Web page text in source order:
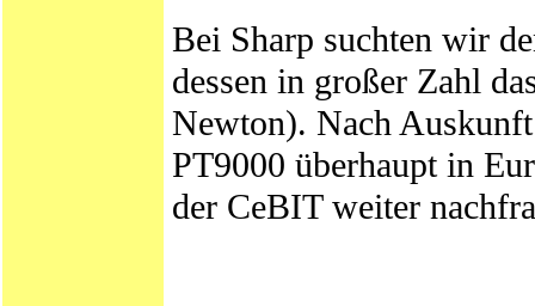
Bei Sharp suchten wir
dessen in großer Zahl
Newton). Nach
PT9000 überhaupt in
der CeBIT weiter